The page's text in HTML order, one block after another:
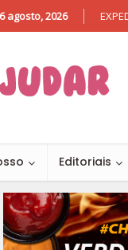
agosto, 2026
Editoriais